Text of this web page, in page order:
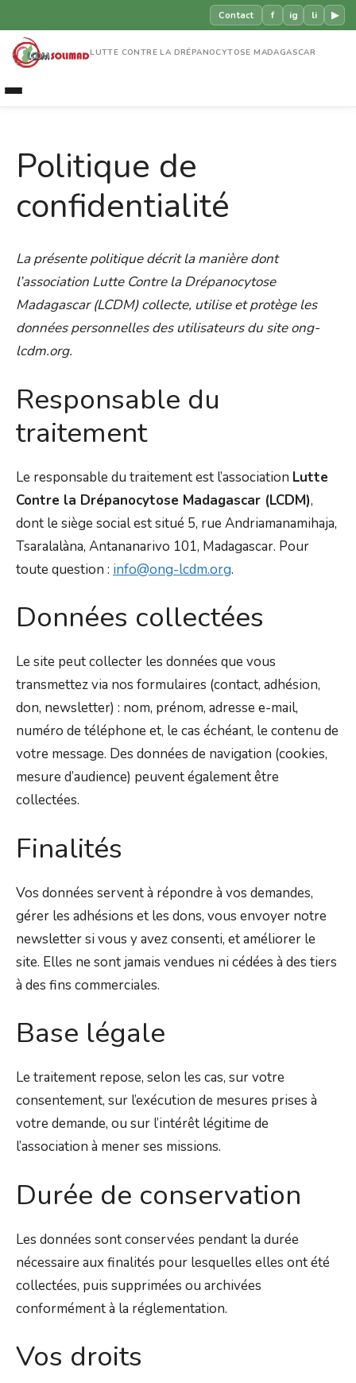
Contact f ig li ▶
LUTTE CONTRE LA DRÉPANOCYTOSE MADAGASCAR
Politique de
confidentialité
La présente politique décrit la manière dont
l’association Lutte Contre la Drépanocytose
Madagascar (LCDM) collecte, utilise et protège les
données personnelles des utilisateurs du site ong-
lcdm.org.
Responsable du
traitement
Le responsable du traitement est l’association Lutte
Contre la Drépanocytose Madagascar (LCDM),
dont le siège social est situé 5, rue Andriamanamihaja,
Tsaralalàna, Antananarivo 101, Madagascar. Pour
toute question : info@ong-lcdm.org.
Données collectées
Le site peut collecter les données que vous
transmettez via nos formulaires (contact, adhésion,
don, newsletter) : nom, prénom, adresse e-mail,
numéro de téléphone et, le cas échéant, le contenu de
votre message. Des données de navigation (cookies,
mesure d’audience) peuvent également être
collectées.
Finalités
Vos données servent à répondre à vos demandes,
gérer les adhésions et les dons, vous envoyer notre
newsletter si vous y avez consenti, et améliorer le
site. Elles ne sont jamais vendues ni cédées à des tiers
à des fins commerciales.
Base légale
Le traitement repose, selon les cas, sur votre
consentement, sur l’exécution de mesures prises à
votre demande, ou sur l’intérêt légitime de
l’association à mener ses missions.
Durée de conservation
Les données sont conservées pendant la durée
nécessaire aux finalités pour lesquelles elles ont été
collectées, puis supprimées ou archivées
conformément à la réglementation.
Vos droits